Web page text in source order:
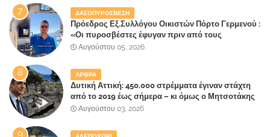
ΔΑΣΟΠΥΡΟΣΒΕΣΗ
Πρόεδρος Εξ.Συλλόγου Οικιστών Πόρτο Γερμενού :
«Οι πυροσβέστες έφυγαν πριν από τους
κατοίκους»
Αυγούστου 05, 2026
ΑΡΘΡΑ
Δυτική Αττική: 450.000 στρέμματα έγιναν στάχτη
από το 2019 έως σήμερα – κι όμως ο Μητσοτάκης
έλαβε 40% και 45% στις εκλογές του 2023,ενώ 50%
Αυγούστου 03, 2026